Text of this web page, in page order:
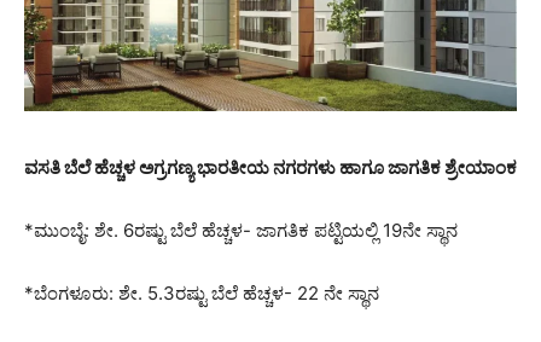
ವಸತಿ ಬೆಲೆ ಹೆಚ್ಚಳ ಅಗ್ರಗಣ್ಯ ಭಾರತೀಯ ನಗರಗಳು ಹಾಗೂ ಜಾಗತಿಕ ಶ್ರೇಯಾಂಕ
*ಮುಂಬೈ: ಶೇ. 6ರಷ್ಟು ಬೆಲೆ ಹೆಚ್ಚಳ- ಜಾಗತಿಕ ಪಟ್ಟಿಯಲ್ಲಿ 19ನೇ ಸ್ಥಾನ
*ಬೆಂಗಳೂರು: ಶೇ. 5.3ರಷ್ಟು ಬೆಲೆ ಹೆಚ್ಚಳ- 22 ನೇ ಸ್ಥಾನ